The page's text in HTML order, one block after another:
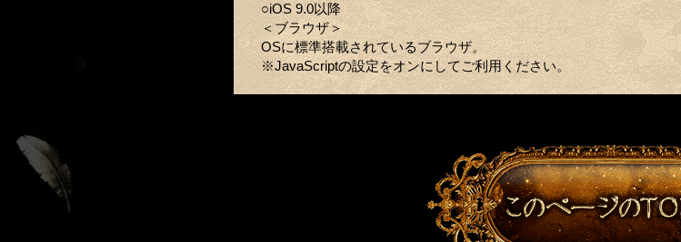
○iOS 9.0以降
＜ブラウザ＞
OSに標準搭載されているブラウザ。
※JavaScriptの設定をオンにしてご利用ください。